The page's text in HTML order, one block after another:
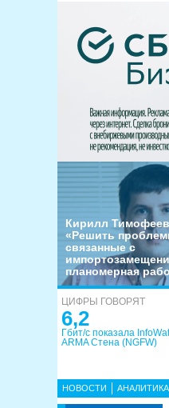
Кирилл
«Решить
связанные с
планомерная
ЦИФРЫ ГОВОРЯТ
6,2
Гбит/с показала
ARMA Стена (NGFW)
НОВОСТИ АНАЛИТИКА